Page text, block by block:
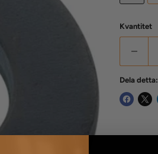
Kvantitet
Dela detta: